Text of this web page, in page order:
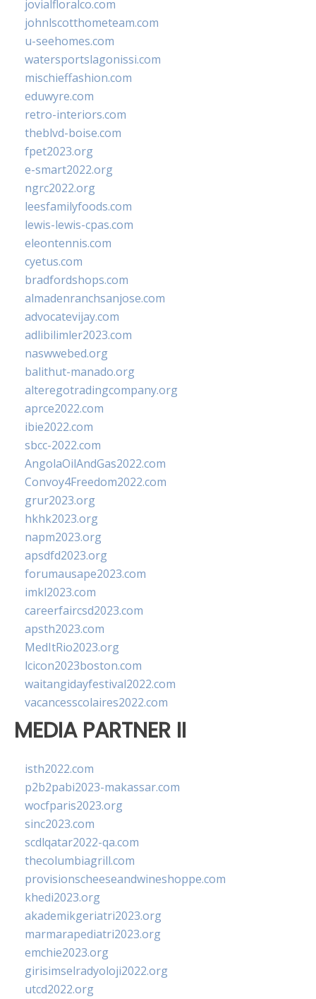
jovialfloralco.com
johnlscotthometeam.com
u-seehomes.com
watersportslagonissi.com
mischieffashion.com
eduwyre.com
retro-interiors.com
theblvd-boise.com
fpet2023.org
e-smart2022.org
ngrc2022.org
leesfamilyfoods.com
lewis-lewis-cpas.com
eleontennis.com
cyetus.com
bradfordshops.com
almadenranchsanjose.com
advocatevijay.com
adlibilimler2023.com
naswwebed.org
balithut-manado.org
alteregotradingcompany.org
aprce2022.com
ibie2022.com
sbcc-2022.com
AngolaOilAndGas2022.com
Convoy4Freedom2022.com
grur2023.org
hkhk2023.org
napm2023.org
apsdfd2023.org
forumausape2023.com
imkl2023.com
careerfaircsd2023.com
apsth2023.com
MedItRio2023.org
lcicon2023boston.com
waitangidayfestival2022.com
vacancesscolaires2022.com
MEDIA PARTNER II
isth2022.com
p2b2pabi2023-makassar.com
wocfparis2023.org
sinc2023.com
scdlqatar2022-qa.com
thecolumbiagrill.com
provisionscheeseandwineshoppe.com
khedi2023.org
akademikgeriatri2023.org
marmarapediatri2023.org
emchie2023.org
girisimselradyoloji2022.org
utcd2022.org